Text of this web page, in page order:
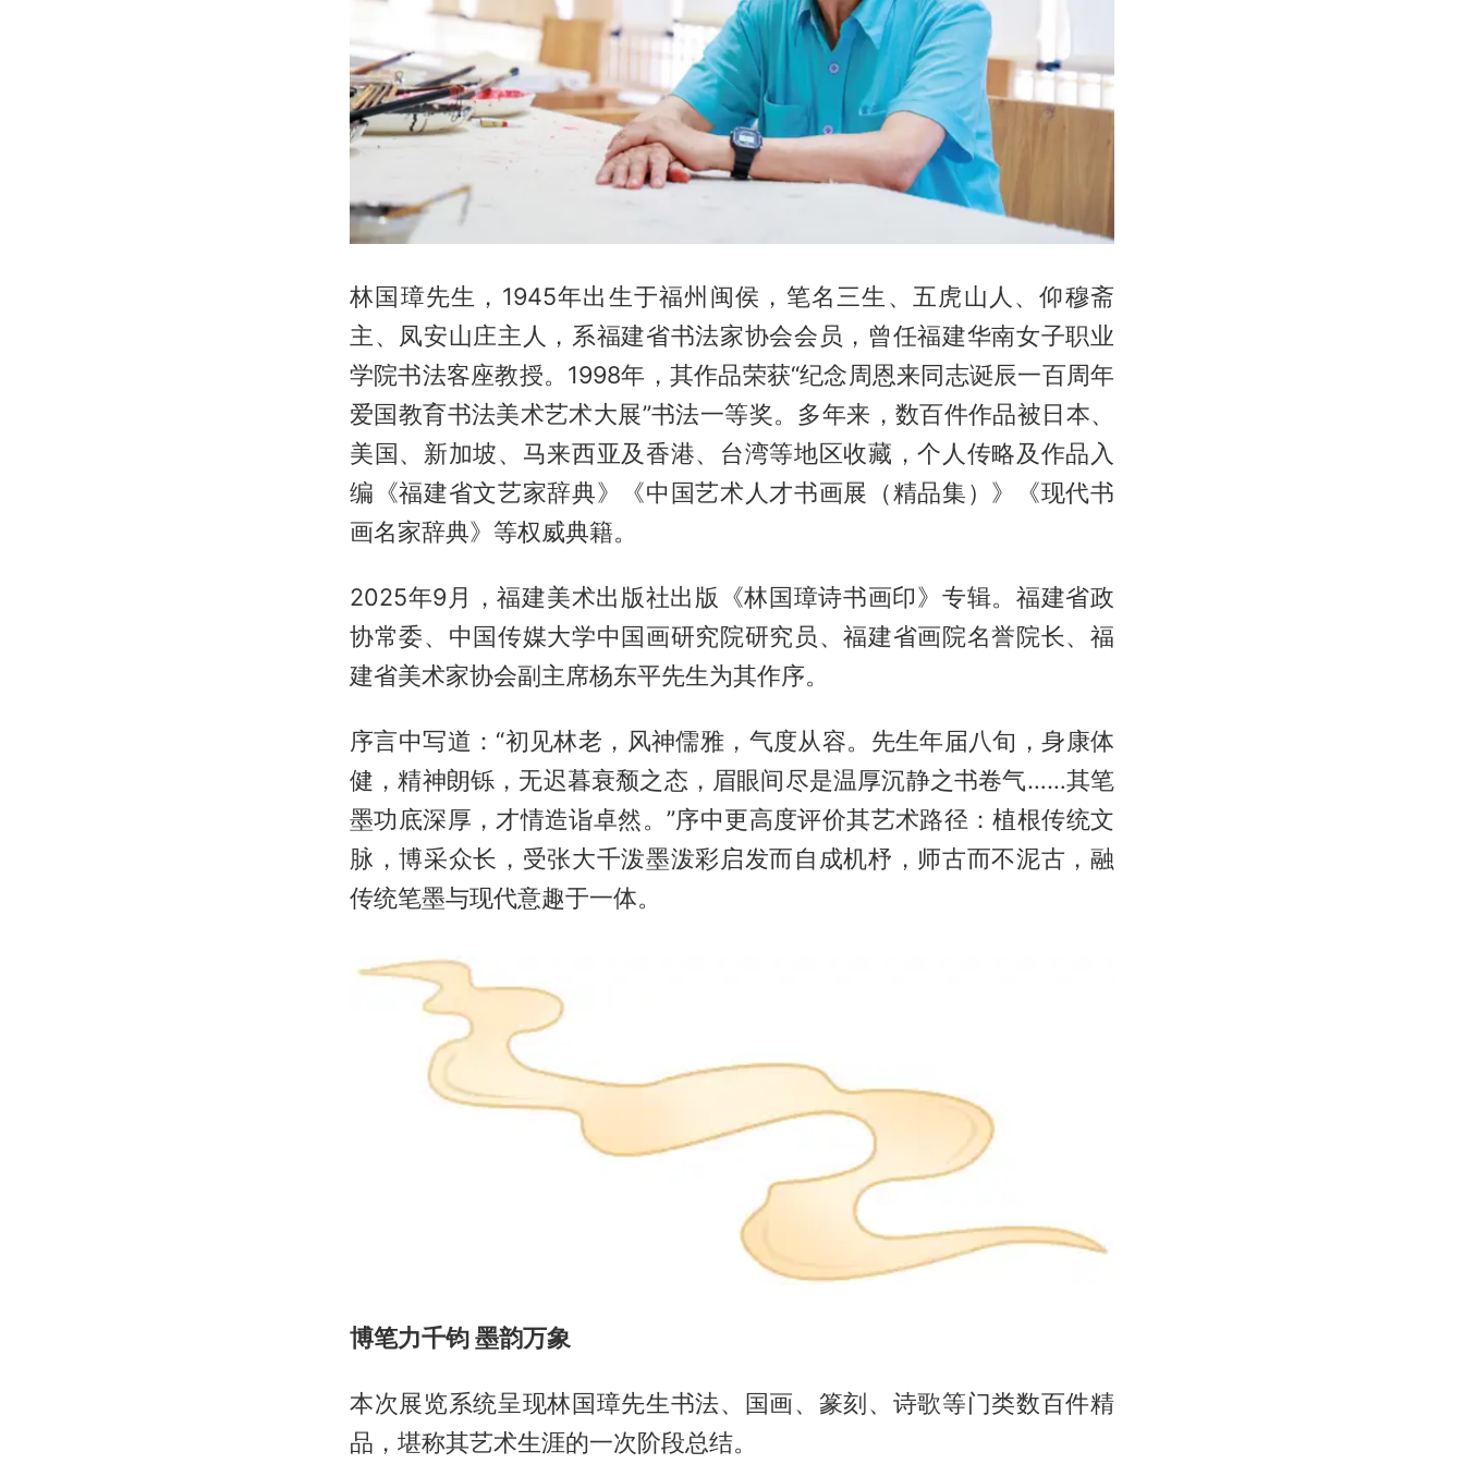
林国璋先生，1945年出生于福州闽侯，笔名三生、五虎山人、仰穆斋
主、凤安山庄主人，系福建省书法家协会会员，曾任福建华南女子职业
学院书法客座教授。1998年，其作品荣获“纪念周恩来同志诞辰一百周年
爱国教育书法美术艺术大展”书法一等奖。多年来，数百件作品被日本、
美国、新加坡、马来西亚及香港、台湾等地区收藏，个人传略及作品入
编《福建省文艺家辞典》《中国艺术人才书画展（精品集）》《现代书
画名家辞典》等权威典籍。
2025年9月，福建美术出版社出版《林国璋诗书画印》专辑。福建省政
协常委、中国传媒大学中国画研究院研究员、福建省画院名誉院长、福
建省美术家协会副主席杨东平先生为其作序。
序言中写道：“初见林老，风神儒雅，气度从容。先生年届八旬，身康体
健，精神朗铄，无迟暮衰颓之态，眉眼间尽是温厚沉静之书卷气……其笔
墨功底深厚，才情造诣卓然。”序中更高度评价其艺术路径：植根传统文
脉，博采众长，受张大千泼墨泼彩启发而自成机杼，师古而不泥古，融
传统笔墨与现代意趣于一体。
博笔力千钧 墨韵万象
本次展览系统呈现林国璋先生书法、国画、篆刻、诗歌等门类数百件精
品，堪称其艺术生涯的一次阶段总结。